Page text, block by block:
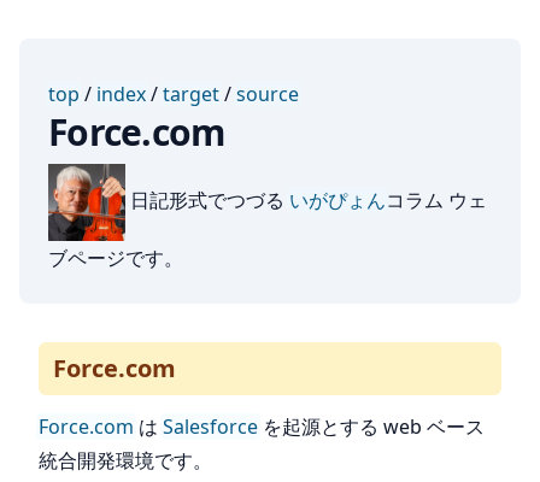
top / index/target/source
Force.com
日記形式でつづる いがぴょんコラム ウェ
ブページです。
Force.com
Force.com は Salesforce を起源とする web ベース
統合開発環境です。